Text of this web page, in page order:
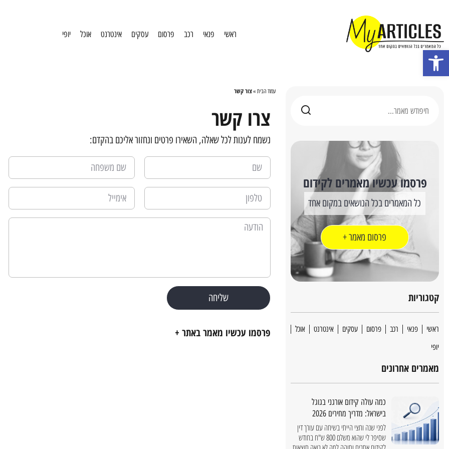
פתח סרגל נגישות
ראשי פנאי רכב פרסום עסקים אינטרנט אוכל יופי
פרסמו עכשיו מאמרים לקידום
כל המאמרים בכל הנושאים במקום אחד
פרסום מאמר +
קטגוריות
ראשי פנאי רכב פרסום עסקים אינטרנט
אוכל
יופי
מאמרים אחרונים
כמה עולה קידום אורגני בגוגל
בישראל: מדריך מחירים 2026
לפני שנה וחצי הייתי בשיחה עם עורך דין
שסיפר לי שהוא משלם 800 ש"ח בחודש
עמוד הבית »צור קשר
צרו קשר
נשמח לענות לכל שאלה, השאירו פרטים ונחזור אליכם בהקדם:
שליחה
פרסמו עכשיו מאמר באתר +